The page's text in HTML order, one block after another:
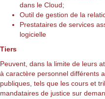
dans le Cloud;
Outil de gestion de la
Prestataires de services
logicielle
Tiers
Peuvent, dans la limite de leurs
à caractère personnel différents
publiques, tels que les cours et
mandataires de justice sur